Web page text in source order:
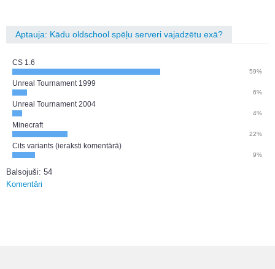
Aptauja: Kādu oldschool spēļu serveri vajadzētu exā?
CS 1.6
59%
Unreal Tournament 1999
6%
Unreal Tournament 2004
4%
Minecraft
22%
Cits variants (ieraksti komentārā)
9%
Balsojuši: 54
Komentāri